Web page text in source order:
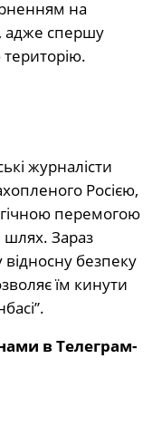
на
адже спершу
територію.
журналісти
Росією,
перемогою
шлях. Зараз
відносну безпеку
їм кинути
в Телеграм-